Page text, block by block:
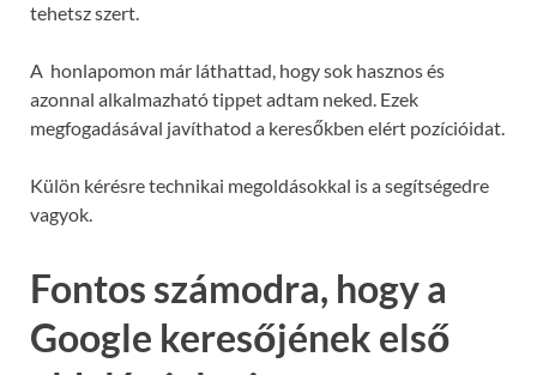
tehetsz szert.
A honlapomon már láthattad, hogy sok hasznos és
azonnal alkalmazható tippet adtam neked. Ezek
megfogadásával javíthatod a keresőkben elért pozícióidat.
Külön kérésre technikai megoldásokkal is a segítségedre
vagyok.
Fontos számodra, hogy a
Google keresőjének első